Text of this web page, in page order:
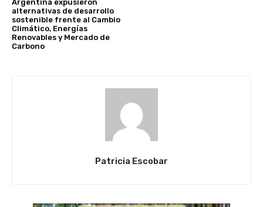
Argentina expusieron
alternativas de desarrollo
sostenible frente al Cambio
Climático, Energías
Renovables y Mercado de
Carbono
Patricia Escobar